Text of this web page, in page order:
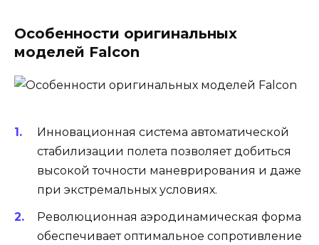
Особенности оригинальных
моделей Falcon
Инновационная система автоматической
стабилизации полета позволяет добиться
высокой точности маневрирования и даже
при экстремальных условиях.
Революционная аэродинамическая форма
обеспечивает оптимальное сопротивление